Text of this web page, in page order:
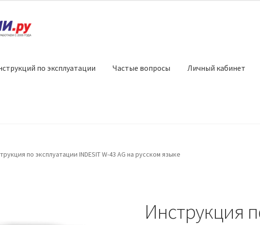
по эксплуатации Частые вопросы Личный кабинет
по эксплуатации INDESIT W-43 AG на русском языке
Инструкция